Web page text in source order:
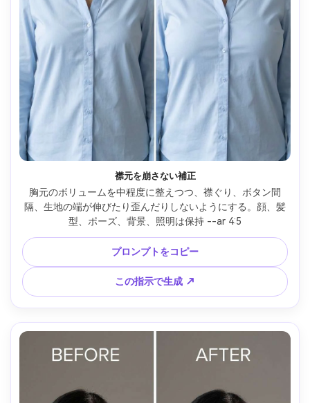
襟元を崩さない補正
胸元のボリュームを中程度に整えつつ、襟ぐり、ボタン間
隔、生地の端が伸びたり歪んだりしないようにする。顔、髪
型、ポーズ、背景、照明は保持 --ar 4:5
プロンプトをコピー
この指示で生成 ↗